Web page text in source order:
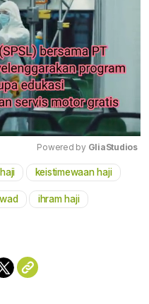
Mute
Powered by GliaStudios
keistimewaan haji
ihram haji